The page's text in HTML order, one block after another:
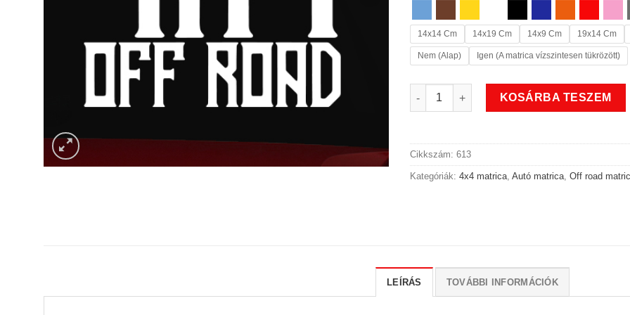
14x14 Cm 14x19 Cm 14x9 Cm 19x14 Cm
Nem (Alap) Igen (A matrica vízszintesen tükrözött)
4x4 off road autó matrica mennyiség
KOSÁRBA TESZEM
Cikkszám: 613
Kategóriák: 4x4 matrica, Autó matrica, Off road
LEÍRÁS TOVÁBBI INFORMÁCIÓK